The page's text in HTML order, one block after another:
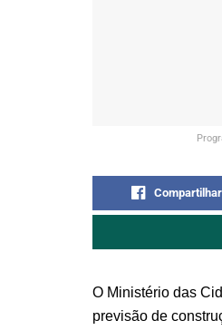
O Ministério das
previsão de